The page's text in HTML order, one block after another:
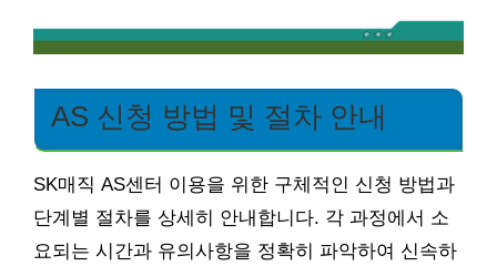
AS 신청 방법 및 절차 안내
SK매직 AS센터 이용을 위한 구체적인 신청 방법과
단계별 절차를 상세히 안내합니다. 각 과정에서 소
요되는 시간과 유의사항을 정확히 파악하여 신속하